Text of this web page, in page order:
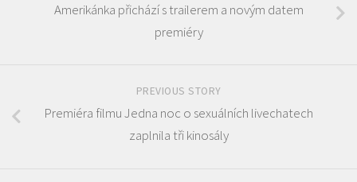
Amerikánka přichází s trailerem a novým datem
premiéry
PREVIOUS STORY
Premiéra filmu Jedna noc o sexuálních livechatech
zaplnila tři kinosály